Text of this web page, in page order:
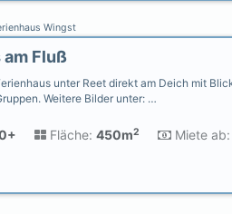
Wingst
am Fluß
unter Reet direkt am Deich mit
Weitere Bilder unter: …
Fläche: 450m2 Miete ab: